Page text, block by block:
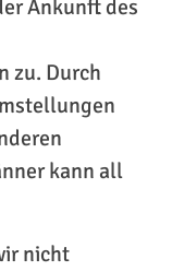
Ankunft des
zu. Durch
kann all
nicht